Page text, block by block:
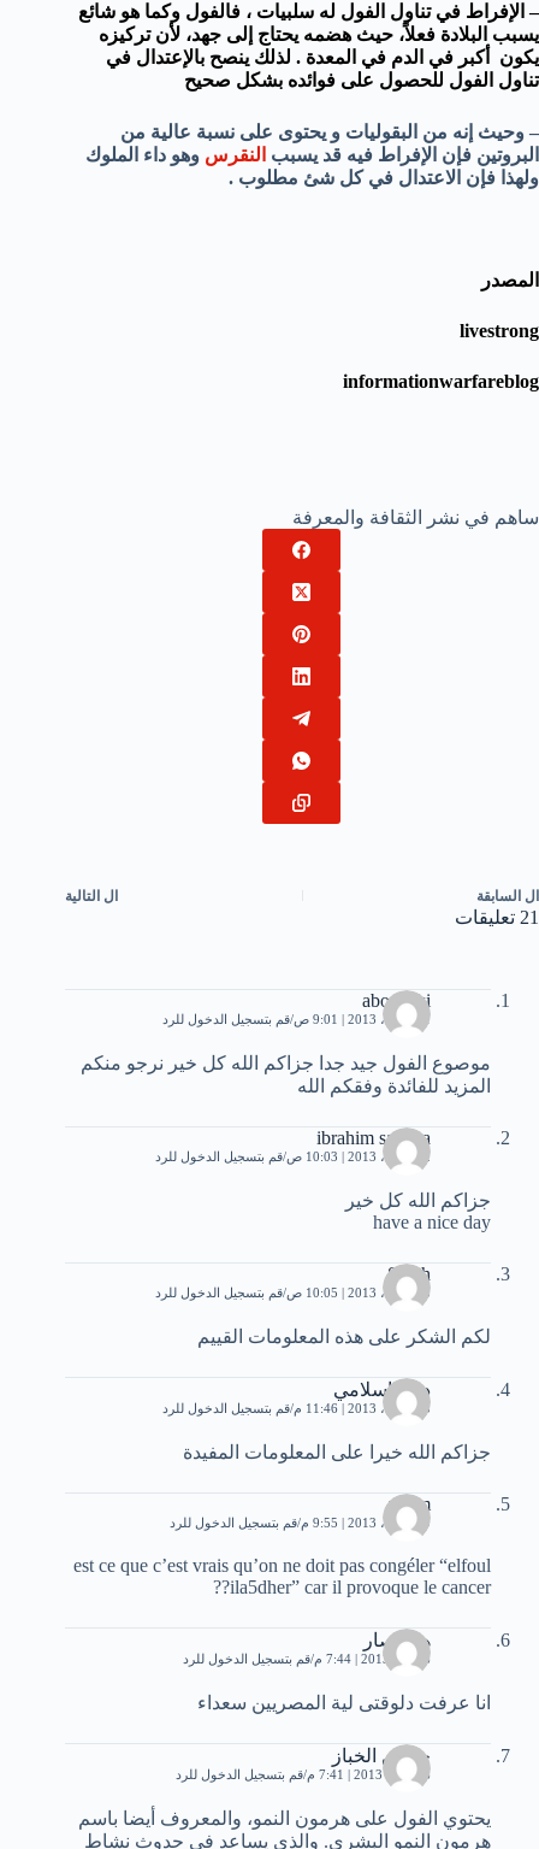
– الإفراط في تناول الفول له سلبيات ، فالفول وكما هو شائع
يسبب البلادة فعلاً، حيث هضمه يحتاج إلى جهد، لأن تركيزه
يكون أكبر في الدم في المعدة . لذلك ينصح بالإعتدال في
تناول الفول للحصول على فوائده بشكل صحيح
– وحيث إنه من البقوليات و يحتوى على نسبة عالية من
البروتين فإن الإفراط فيه قد يسبب النقرس وهو داء الملوك
ولهذا فإن الاعتدال في كل شئ مطلوب .
المصدر
livestrong
informationwarfareblog
ساهم في نشر الثقافة والمعرفة
ال السابقة ال التالية
21 تعليقات
abouzaki
11 أبريل، 2013 | 9:01 ص قم بتسجيل الدخول للرد
موصوع الفول جيد جدا جزاكم الله كل خير نرجو منكم
المزيد للفائدة وفقكم الله
ibrahim salama
12 أبريل، 2013 | 10:03 ص قم بتسجيل الدخول للرد
جزاكم الله كل خير
have a nice day
Sarah
13 أبريل، 2013 | 10:05 ص قم بتسجيل الدخول للرد
لكم الشكر على هذه المعلومات القييم
درّة بإسلامي
13 أبريل، 2013 | 11:46 م قم بتسجيل الدخول للرد
جزاكم الله خيرا على المعلومات المفيدة
wiem
19 أبريل، 2013 | 9:55 م قم بتسجيل الدخول للرد
est ce que c’est vrais qu’on ne doit pas congéler “elfoul
ila5dher” car il provoque le cancer??
هند نصار
6 مايو، 2013 | 7:44 م قم بتسجيل الدخول للرد
انا عرفت دلوقتى لية المصريين سعداء
حسين الخباز
16 مايو، 2013 | 7:41 م قم بتسجيل الدخول للرد
يحتوي الفول على هرمون النمو، والمعروف أيضا باسم
هرمون النمو البشري. والذي يساعد في حدوث نشاط